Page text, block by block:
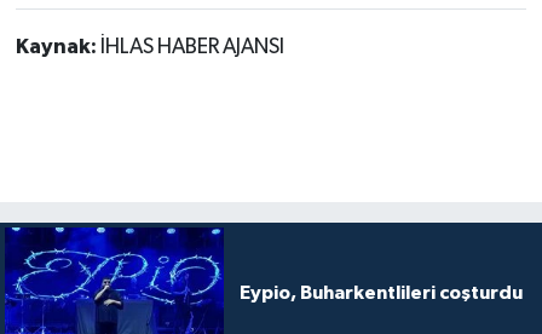
Kaynak: İHLAS HABER AJANSI
Eypio, Buharkentlileri coşturdu